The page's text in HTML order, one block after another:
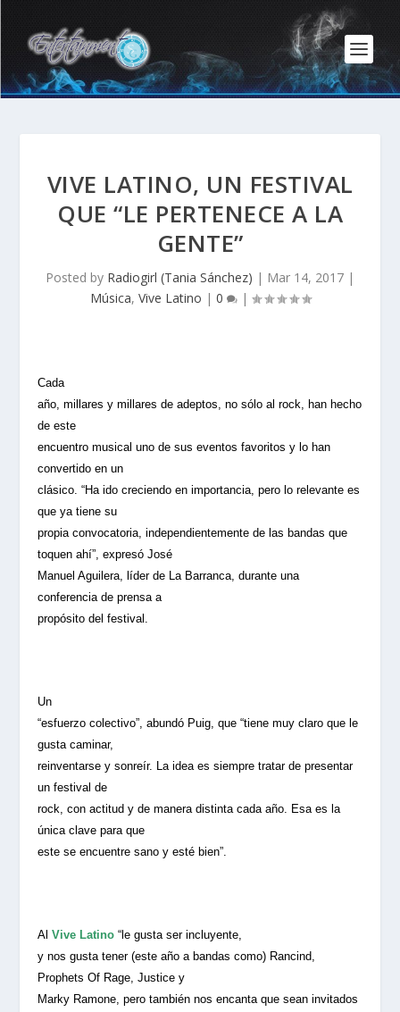
VIVE LATINO, UN FESTIVAL
QUE “LE PERTENECE A LA
GENTE”
Posted by Radiogirl (Tania Sánchez) | Mar 14, 2017 |
Música, Vive Latino | 0 |
Cada
año, millares y millares de adeptos, no sólo al rock, han hecho
de este
encuentro musical uno de sus eventos favoritos y lo han
convertido en un
clásico. “Ha ido creciendo en importancia, pero lo relevante es
que ya tiene su
propia convocatoria, independientemente de las bandas que
toquen ahí”, expresó José
Manuel Aguilera, líder de La Barranca, durante una
conferencia de prensa a
propósito del festival.
Un
“esfuerzo colectivo”, abundó Puig, que “tiene muy claro que le
gusta caminar,
reinventarse y sonreír. La idea es siempre tratar de presentar
un festival de
rock, con actitud y de manera distinta cada año. Esa es la
única clave para que
este se encuentre sano y esté bien”.
Al Vive Latino “le gusta ser incluyente,
y nos gusta tener (este año a bandas como) Rancind,
Prophets Of Rage, Justice y
Marky Ramone, pero también nos encanta que sean invitados